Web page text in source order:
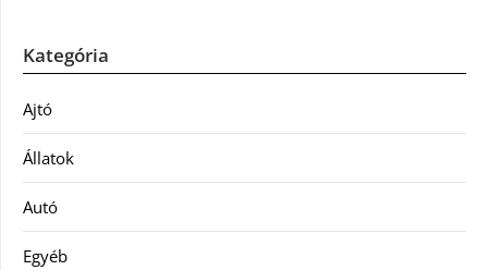
Kategória
Ajtó
Állatok
Autó
Egyéb